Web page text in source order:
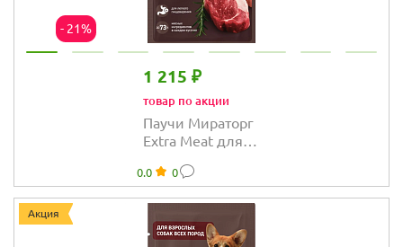
- 21%
1 215 ₽
товар по акции
Паучи Мираторг
Extra Meat для
пород с
говядиной в
0.0 0
Акция